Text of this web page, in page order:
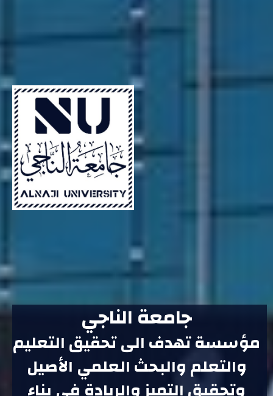
جامعة الناجي
مؤسسة تهدف الى تحقيق التعليم
والتعلم والبحث العلمي الأصيل